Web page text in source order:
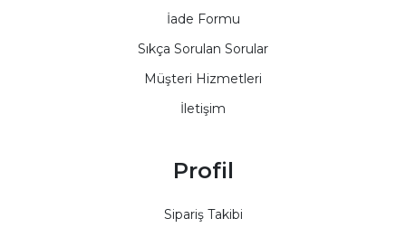
İade Formu
Sıkça Sorulan Sorular
Müşteri Hizmetleri
İletişim
Profil
Sipariş Takibi